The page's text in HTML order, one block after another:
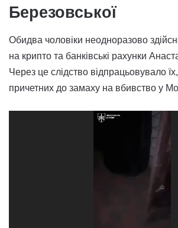
Березовської
Обидва чоловіки неодноразово
на крипто та банківські рахунки
Через це слідство відпрацьовувало
причетних до замаху на вбивство у